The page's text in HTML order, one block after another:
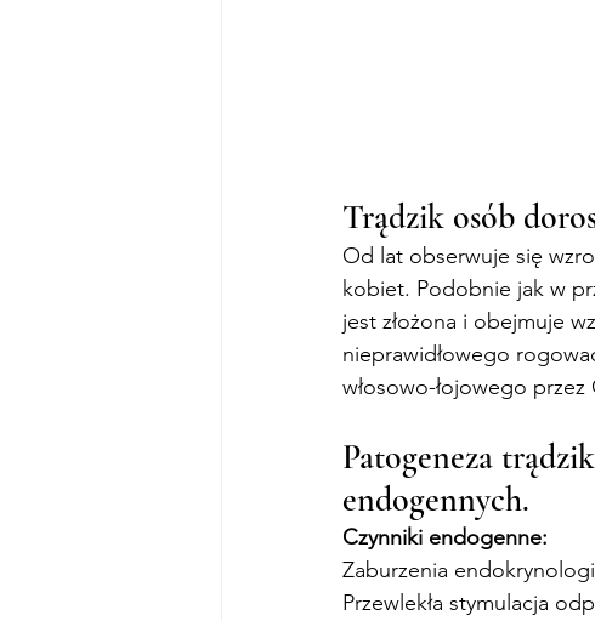
Trądzik osób
Od lat obserwuje się
kobiet. Podobnie jak w
jest złożona i obejmuje
nieprawidłowego
włosowo-łojowego
Patogeneza
endogennych.
Czynniki endogenne:
Zaburzenia
Przewlekła stymulacja